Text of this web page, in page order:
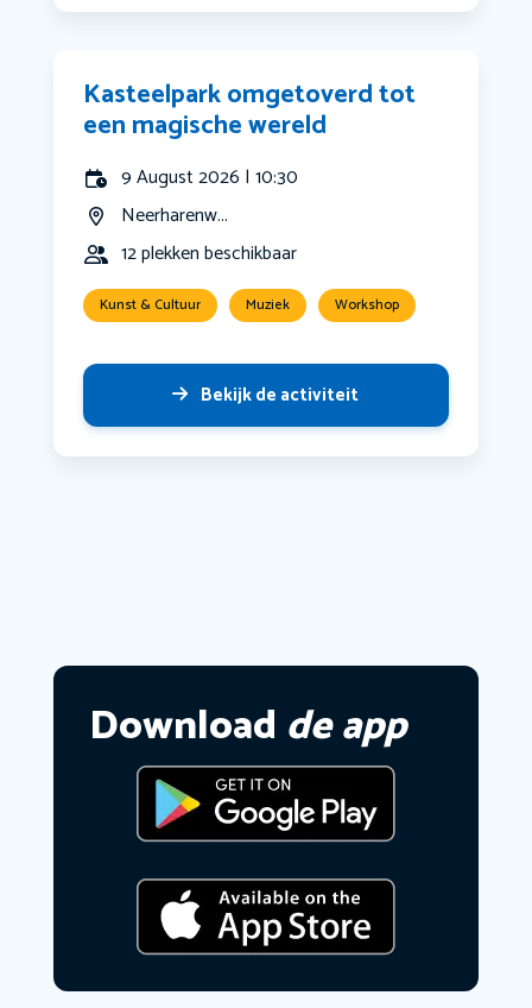
Kasteelpark omgetoverd tot
een magische wereld
9 August 2026 | 10:30
Neerharenw...
12 plekken beschikbaar
Kunst & Cultuur Muziek Workshop
Bekijk de activiteit
Download de app